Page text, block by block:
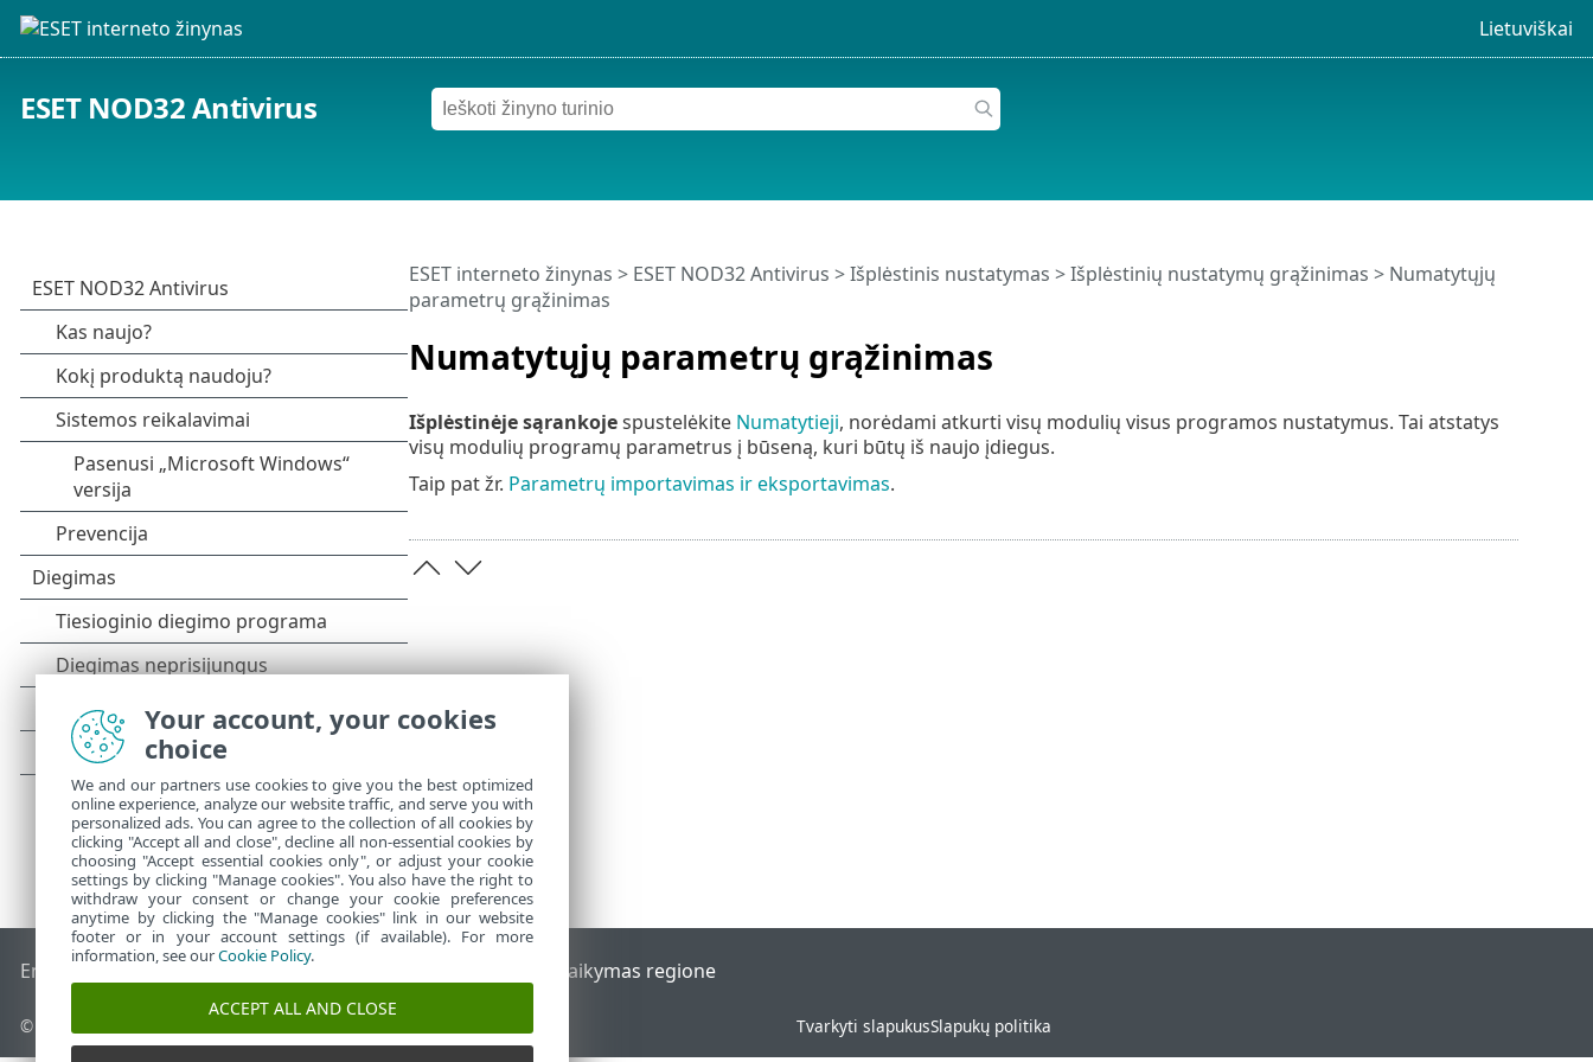
Lietuviškai
ESET NOD32 Antivirus
Numatytųjų parametrų grąžinimas
ESET interneto žinynas > ESET NOD32 Antivirus >Išplėstinis nustatymas > Išplėstinių nustatymų grąžinimas > Numatytųjų
parametrų grąžinimas
Išplėstinėje sąrankojespustelėkite Numatytieji, norėdami atkurti visų modulių visus programos nustatymus. Tai atstatys
visų modulių programų parametrus į būseną, kuri būtų iš naujo įdiegus.
Taip pat žr. Parametrų importavimas ir eksportavimas.
End of Life ESET žinių bazė ESET forumas Palaikymas regione
© 1992 - 2025 ESET, spol. s r.o. - Visos teisės saugomos. Tvarkyti slapukusSlapukų politika
Your account, your cookies
choice
We and our partners use cookies to give you the best optimized
online experience, analyze our website traffic, and serve you with
personalized ads. You can agree to the collection of all cookies by
clicking "Accept all and close", decline all non-essential cookies by
choosing "Accept essential cookies only", or adjust your cookie
settings by clicking "Manage cookies". You also have the right to
withdraw your consent or change your cookie preferences
anytime by clicking the "Manage cookies" link in our website
footer or in your account settings (if available). For more
information, see ourCookie Policy.
ACCEPT ALL AND CLOSE